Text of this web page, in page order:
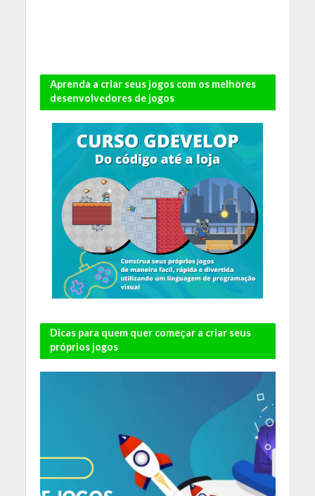
Aprenda a criar seus jogos com os melhores
desenvolvedores de jogos
Dicas para quem quer começar a criar seus
próprios jogos